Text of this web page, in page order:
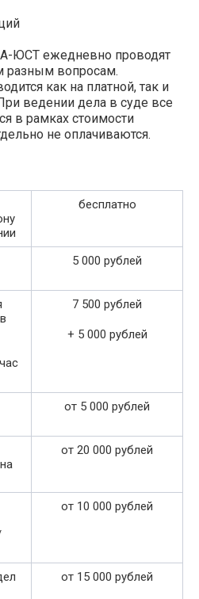
ЮСТ ежедневно проводят
разным вопросам.
как на платной, так и
ведении дела в суде все
в рамках стоимости
не оплачиваются.
бесплатно
5 000 рублей
7 500 рублей
+ 5 000 рублей
от 5 000 рублей
от 20 000 рублей
от 10 000 рублей
от 15 000 рублей